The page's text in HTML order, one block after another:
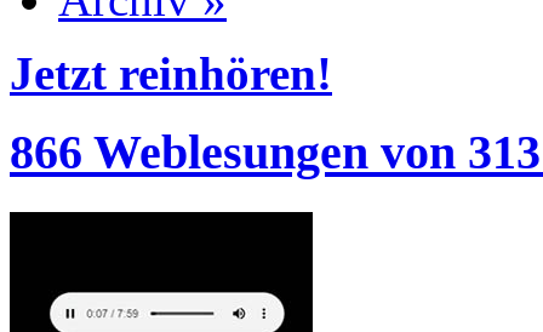
Jetzt reinhören!
866 Weblesungen von